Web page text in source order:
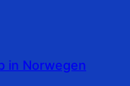
in Norwegen